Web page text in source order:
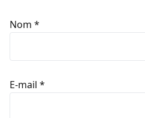
Nom *
E-mail *